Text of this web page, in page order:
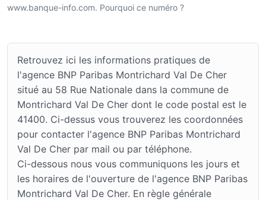
www.banque-info.com. Pourquoi ce numéro ?
Retrouvez ici les informations pratiques de
l'agence BNP Paribas Montrichard Val De Cher
situé au 58 Rue Nationale dans la commune de
Montrichard Val De Cher dont le code postal est le
41400. Ci-dessus vous trouverez les coordonnées
pour contacter l'agence BNP Paribas Montrichard
Val De Cher par mail ou par téléphone.
Ci-dessous nous vous communiquons les jours et
les horaires de l'ouverture de l'agence BNP Paribas
Montrichard Val De Cher. En règle générale